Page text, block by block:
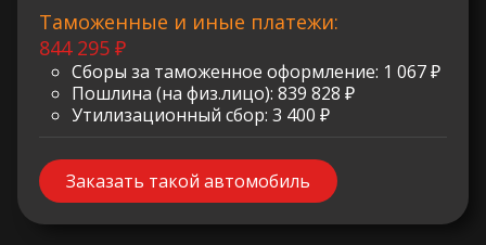
Таможенные и иные платежи:
844 295 ₽
Сборы за таможенное оформление: 1 067 ₽
Пошлина (на физ.лицо): 839 828 ₽
Утилизационный сбор: 3 400 ₽
Заказать такой автомобиль